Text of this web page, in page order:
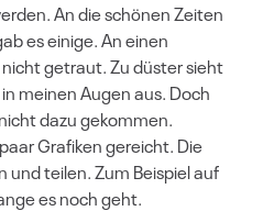
An die schönen Zeiten
es einige. An einen
getraut. Zu düster sieht
meinen Augen aus. Doch
dazu gekommen.
Grafiken gereicht. Die
und teilen. Zum Beispiel auf
es noch geht.